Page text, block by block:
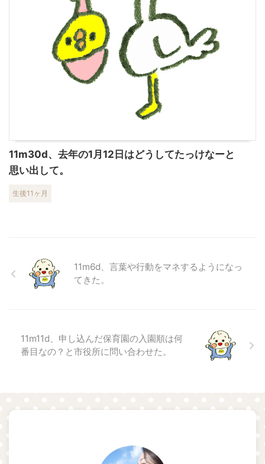
11m30d、去年の1月12日はどうしてたっけなーと
思い出して。
生後11ヶ月
11m6d、言葉や行動をマネするようになっ
てきた。
11m11d、申し込んだ保育園の入園順は何
番目なの？と市役所に問い合わせた。